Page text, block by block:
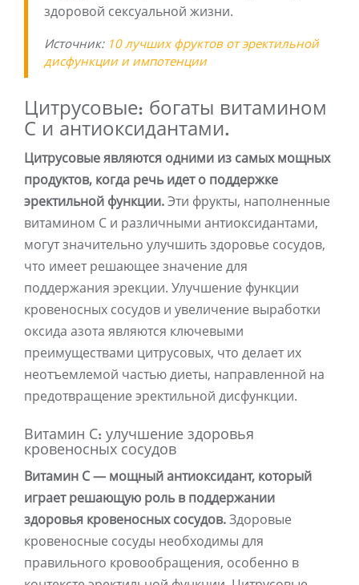
здоровой сексуальной жизни.
Источник: 10 лучших фруктов от эректильной
дисфункции и импотенции
Цитрусовые: богаты витамином
С и антиоксидантами.
Цитрусовые являются одними из самых мощных
продуктов, когда речь идет о поддержке
эректильной функции.Эти фрукты, наполненные
витамином С и различными антиоксидантами,
могут значительно улучшить здоровье сосудов,
что имеет решающее значение для
поддержания эрекции. Улучшение функции
кровеносных сосудов и увеличение выработки
оксида азота являются ключевыми
преимуществами цитрусовых, что делает их
неотъемлемой частью диеты, направленной на
предотвращение эректильной дисфункции.
Витамин С: улучшение здоровья
кровеносных сосудов
Витамин С — мощный антиоксидант, который
играет решающую роль в поддержании
здоровья кровеносных сосудов.Здоровые
кровеносные сосуды необходимы для
правильного кровообращения, особенно в